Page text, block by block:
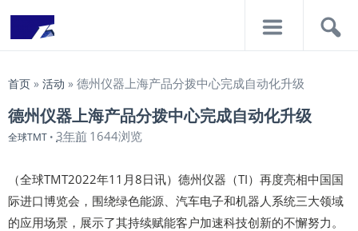
首页 » 活动 » 德州仪器上海产品分拨中心完成自动化升级
德州仪器上海产品分拨中心完成自动化升级
全球TMT • 3年前 1644浏览
（全球TMT2022年11月8日讯）德州仪器（TI）再度亮相中国国
际进口博览会，围绕绿色能源、汽车电子和机器人系统三大领域
的应用场景，展示了其持续赋能客户加速科技创新的不懈努力。